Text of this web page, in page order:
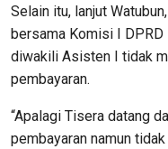
Selain itu, lanjut
bersama Komisi I
diwakili Asisten I tidak
pembayaran.
“Apalagi Tisera datang
pembayaran namun